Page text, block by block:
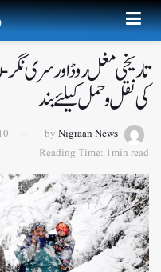
تاریخی مغل روڈ اور سری
کی نقل وحمل کیلئے بند
by Nigraan News
Reading Time: 1min read